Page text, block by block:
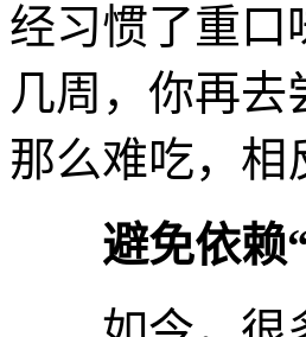
经习惯了重口
几周，你再
那么难吃，相
避免依赖